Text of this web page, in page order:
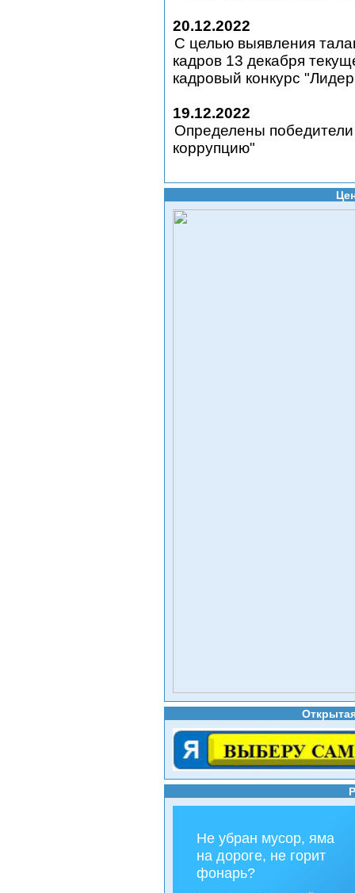
20.12.2022
С целью выявления
кадров 13 декабря
кадровый конкурс
19.12.2022
Определены победители
коррупцию"
Не убран мусор, яма
на дороге, не горит
фонарь?